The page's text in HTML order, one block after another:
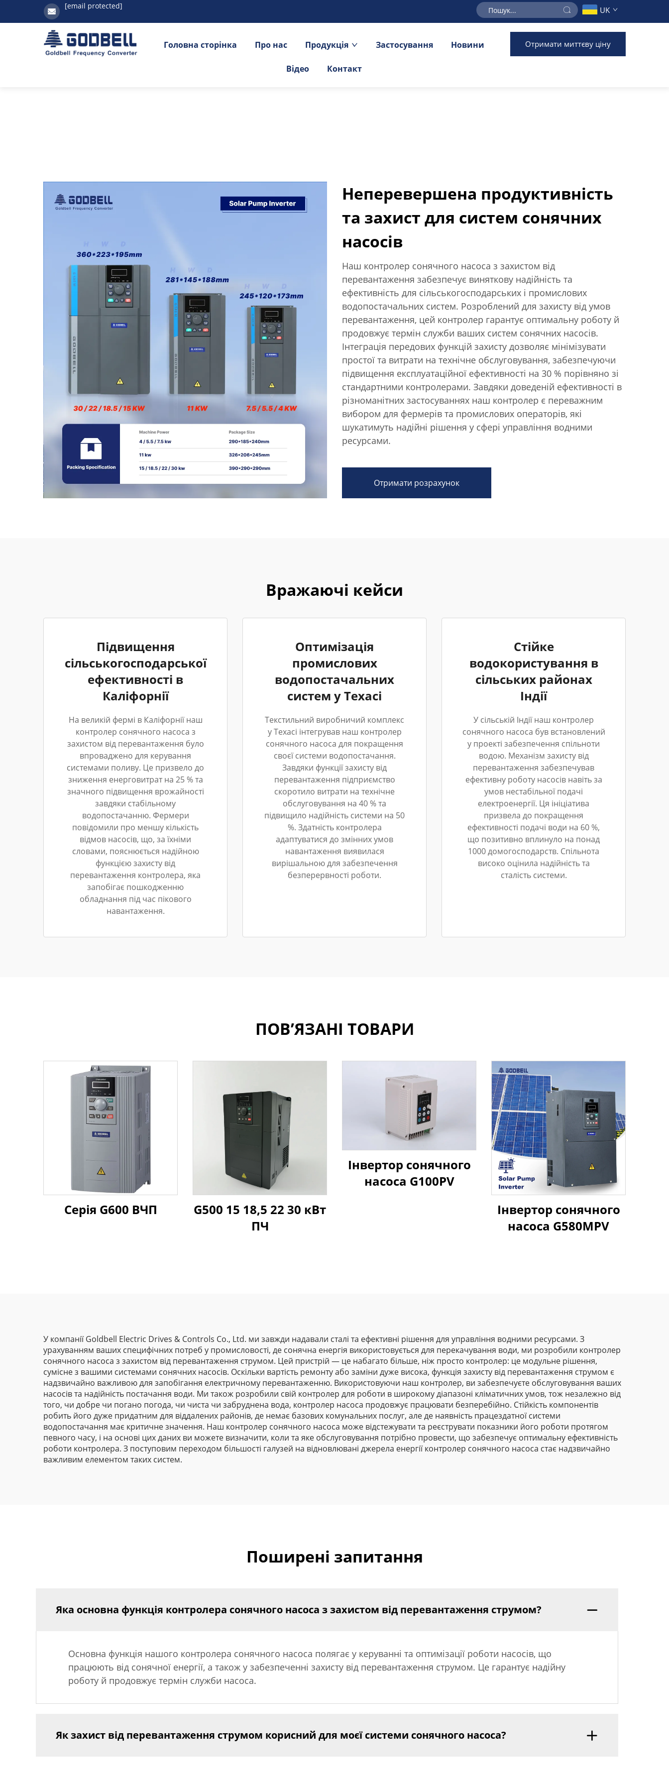
[email protected] UK
Головна сторінка Про нас Продукція Застосування Новини
Відео Контакт
Отримати миттєву ціну
Неперевершена продуктивність
та захист для систем сонячних
насосів
Наш контролер сонячного насоса з захистом від
перевантаження забезпечує виняткову надійність та
ефективність для сільськогосподарських і промислових
водопостачальних систем. Розроблений для захисту від умов
перевантаження, цей контролер гарантує оптимальну роботу й
продовжує термін служби ваших систем сонячних насосів.
Інтеграція передових функцій захисту дозволяє мінімізувати
простої та витрати на технічне обслуговування, забезпечуючи
підвищення експлуатаційної ефективності на 30 % порівняно зі
стандартними контролерами. Завдяки доведеній ефективності в
різноманітних застосуваннях наш контролер є переважним
вибором для фермерів та промислових операторів, які
шукатимуть надійні рішення у сфері управління водними
ресурсами.
Отримати розрахунок
Вражаючі кейси
Підвищення
сільськогосподарської
ефективності в
Каліфорнії
На великій фермі в Каліфорнії наш
контролер сонячного насоса з
захистом від перевантаження було
впроваджено для керування
системами поливу. Це призвело до
зниження енерговитрат на 25 % та
значного підвищення врожайності
завдяки стабільному
водопостачанню. Фермери
повідомили про меншу кількість
відмов насосів, що, за їхніми
словами, пояснюється надійною
функцією захисту від
перевантаження контролера, яка
запобігає пошкодженню
обладнання під час пікового
навантаження.
Оптимізація
промислових
водопостачальних
систем у Техасі
Текстильний виробничий комплекс
у Техасі інтегрував наш контролер
сонячного насоса для покращення
своєї системи водопостачання.
Завдяки функції захисту від
перевантаження підприємство
скоротило витрати на технічне
обслуговування на 40 % та
підвищило надійність системи на 50
%. Здатність контролера
адаптуватися до змінних умов
навантаження виявилася
вирішальною для забезпечення
безперервності роботи.
Стійке
водокористування в
сільських районах
Індії
У сільській Індії наш контролер
сонячного насоса був встановлений
у проекті забезпечення спільноти
водою. Механізм захисту від
перевантаження забезпечував
ефективну роботу насосів навіть за
умов нестабільної подачі
електроенергії. Ця ініціатива
призвела до покращення
ефективності подачі води на 60 %,
що позитивно вплинуло на понад
1000 домогосподарств. Спільнота
високо оцінила надійність та
сталість системи.
ПОВ’ЯЗАНІ ТОВАРИ
Серія G600 ВЧП
G500 15 18,5 22 30 кВт
ПЧ
Інвертор сонячного
насоса G100PV
Інвертор сонячного
насоса G580MPV
У компанії Goldbell Electric Drives & Controls Co., Ltd. ми завжди надавали сталі та ефективні рішення для управління водними ресурсами. З
урахуванням ваших специфічних потреб у промисловості, де сонячна енергія використовується для перекачування води, ми розробили контролер
сонячного насоса з захистом від перевантаження струмом. Цей пристрій — це набагато більше, ніж просто контролер: це модульне рішення,
сумісне з вашими системами сонячних насосів. Оскільки вартість ремонту або заміни дуже висока, функція захисту від перевантаження струмом є
надзвичайно важливою для запобігання електричному перевантаженню. Використовуючи наш контролер, ви забезпечуєте обслуговування ваших
насосів та надійність постачання води. Ми також розробили свій контролер для роботи в широкому діапазоні кліматичних умов, тож незалежно від
того, чи добре чи погано погода, чи чиста чи забруднена вода, контролер насоса продовжує працювати безперебійно. Стійкість компонентів
робить його дуже придатним для віддалених районів, де немає базових комунальних послуг, але де наявність працездатної системи
водопостачання має критичне значення. Наш контролер сонячного насоса може відстежувати та реєструвати показники його роботи протягом
певного часу, і на основі цих даних ви можете визначити, коли та яке обслуговування потрібно провести, що забезпечує оптимальну ефективність
роботи контролера. З поступовим переходом більшості галузей на відновлювані джерела енергії контролер сонячного насоса стає надзвичайно
важливим елементом таких систем.
Поширені запитання
Яка основна функція контролера сонячного насоса з захистом від перевантаження струмом?
Основна функція нашого контролера сонячного насоса полягає у керуванні та оптимізації роботи насосів, що
працюють від сонячної енергії, а також у забезпеченні захисту від перевантаження струмом. Це гарантує надійну
роботу й продовжує термін служби насоса.
Як захист від перевантаження струмом корисний для моєї системи сонячного насоса?